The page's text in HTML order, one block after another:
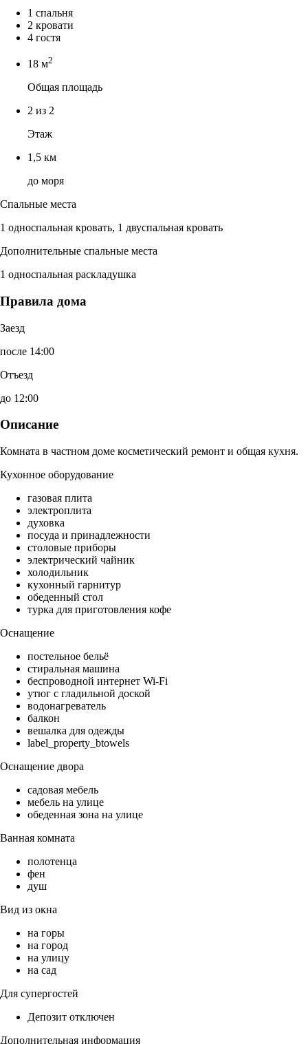
1 спальня
2 кровати
4 гостя
18 м2
Общая площадь
2 из 2
Этаж
1,5 км
до моря
Спальные места
1 односпальная кровать, 1 двуспальная кровать
Дополнительные спальные места
1 односпальная раскладушка
Правила дома
Заезд
после 14:00
Отъезд
до 12:00
Описание
Комната в частном доме косметический ремонт и общая кухня.
Кухонное оборудование
газовая плита
электроплита
духовка
посуда и принадлежности
столовые приборы
электрический чайник
холодильник
кухонный гарнитур
обеденный стол
турка для приготовления кофе
Оснащение
постельное бельё
стиральная машина
беспроводной интернет Wi-Fi
утюг с гладильной доской
водонагреватель
балкон
вешалка для одежды
label_property_btowels
Оснащение двора
садовая мебель
мебель на улице
обеденная зона на улице
Ванная комната
полотенца
фен
душ
Вид из окна
на горы
на город
на улицу
на сад
Для супергостей
Депозит отключен
Дополнительная информация